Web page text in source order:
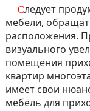
Следует продумать схему размещения всей
мебели,
расположения.
визуального
помещения
квартир
имеет свои
мебель для